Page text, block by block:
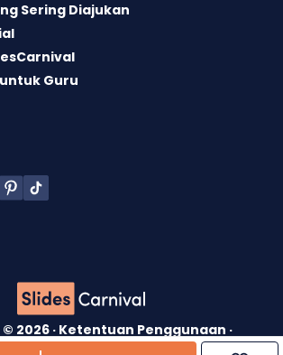
Sering Diajukan
Guru
2026 ·Ketentuan Penggunaan ·
· Kebijakan